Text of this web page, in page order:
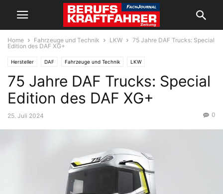
Home Fahrzeuge und Technik LKW
75 Jahre DAF Trucks: Special
Edition des DAF XG+
Hersteller DAF Fahrzeuge und Technik LKW
75 Jahre DAF Trucks: Special
Edition des DAF XG+
25. Juli 2024 0